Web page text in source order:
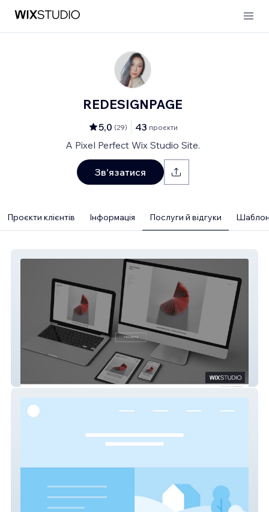
REDESIGNPAGE
5,0 (29) 43 проєкти
A Pixel Perfect Wix Studio Site.
Зв'язатися
Проєкти клієнтів Інформація Послуги й відгуки